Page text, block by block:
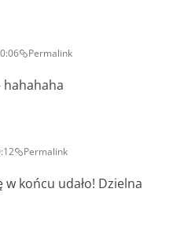
Permalink
hahahaha
Permalink
w końcu udało! Dzielna